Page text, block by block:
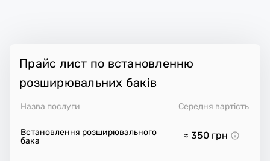
Прайс лист по встановленню
розширювальних баків
Назва послуги Середня вартість
Встановлення розширювального
бака
≈ 350 грн